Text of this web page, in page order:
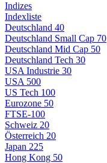
Indizes
Indexliste
Deutschland 40
Deutschland Small Cap 70
Deutschland Mid Cap 50
Deutschland Tech 30
USA Industrie 30
USA 500
US Tech 100
Eurozone 50
FTSE-100
Schweiz 20
Österreich 20
Japan 225
Hong Kong 50